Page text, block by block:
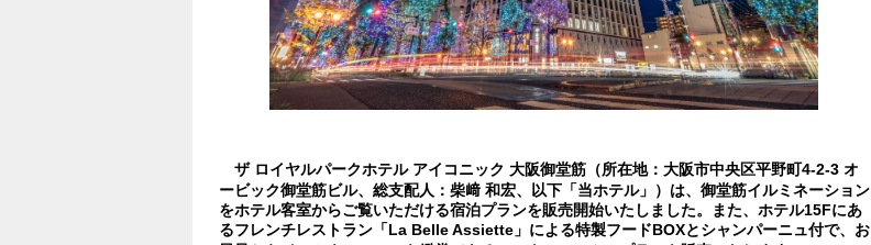
ザ ロイヤルパークホテル アイコニック 大阪御堂筋（所在地：大阪市中央区平野町4-2-3 オ
ービック御堂筋ビル、総支配人：柴﨑 和宏、以下「当ホテル」）は、御堂筋イルミネーション
をホテル客室からご覧いただける宿泊プランを販売開始いたしました。また、ホテル15Fにあ
るフレンチレストラン「La Belle Assiette」による特製フードBOXとシャンパーニュ付で、お